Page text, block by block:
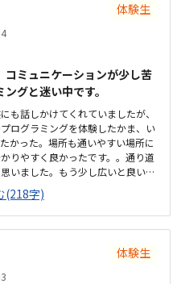
ます！マイクラがだいすきなの
ころ。先生もおだやかで、こども
らアクセスがしにくい。様子はこ
日があると嬉しいなと思います。
体験生
ミュニケーションが少し苦
グと迷い中です。
も話しかけてくれていましたが、
ログラミングを体験したかま、い
かった。場所も通いやすい場所に
りやすく良かったです。。通り道
いました。もう少し広いと良いと
りは安いかと思いますが、月2回
た。
(218字)
体験生